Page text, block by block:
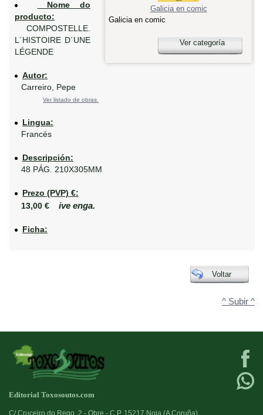
Galicia en comic
Galicia en comic
Ver categoría
Nome do
producto:
COMPOSTELLE.
L´HISTOIRE D´UNE
LÉGENDE
Autor:
Carreiro, Pepe
Ver listado de obras.
Lingua:
Francés
Descripción:
48 PÁG. 210X305MM
Prezo (PVP) €:
13,00 € ive enga.
Ficha:
Voltar
^ Subir ^
Editorial Toxosoutos.com